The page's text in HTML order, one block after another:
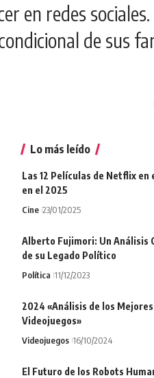
en redes sociales.
de sus
Lo más leído
Las 12 Películas de Netflix en
en el 2025
Cine 23/01/2025
Alberto Fujimori: Un Análisis
de su Legado Político
Política 11/12/2023
2024 «Análisis de los Mejores
Videojuegos»
Videojuegos 16/10/2024
El Futuro de los Robots